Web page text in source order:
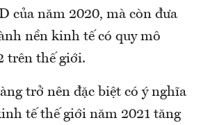
của năm 2020, mà còn đưa
nền kinh tế có quy mô
trên thế giới.
trở nên đặc biệt có ý nghĩa
tế thế giới năm 2021 tăng